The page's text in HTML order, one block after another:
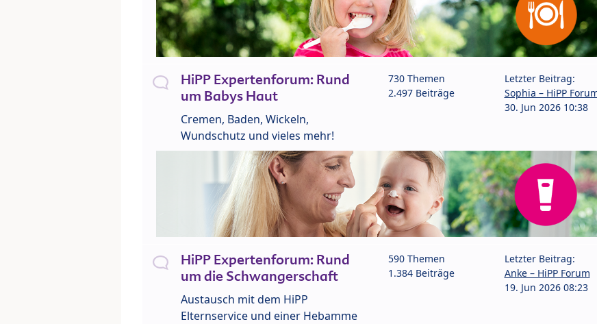
HiPP Expertenforum: Rund
um Babys Haut
Cremen, Baden, Wickeln,
Wundschutz und vieles mehr!
730 Themen
2.497 Beiträge
Letzter Beitrag:
Sophia – HiPP
30. Jun 2026 10:38
HiPP Expertenforum: Rund
um die Schwangerschaft
Austausch mit dem HiPP
Elternservice und einer Hebamme
590 Themen
1.384 Beiträge
Letzter Beitrag:
Anke – HiPP Forum
19. Jun 2026 08:23